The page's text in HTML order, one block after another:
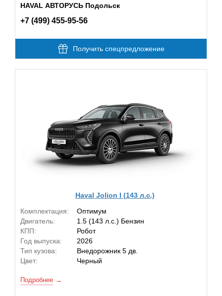
HAVAL АВТОРУСЬ Подольск
+7 (499) 455-95-56
Получить спецпредложение
Haval Jolion I (143 л.с.)
Комплектация:
Оптимум
Двигатель:
1.5 (143 л.с.) Бензин
КПП:
Робот
Год выпуска:
2026
Тип кузова:
Внедорожник 5 дв.
Цвет:
Черный
Подробнее